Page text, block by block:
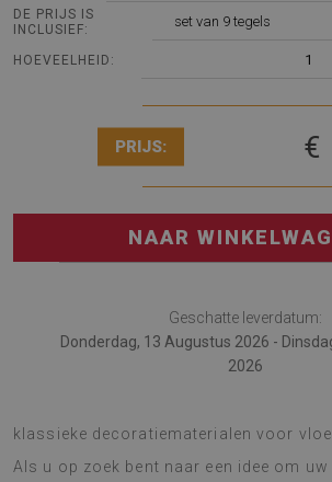
DE PRIJS IS
INCLUSIEF:
set van 9 tegels
HOEVEELHEID: 1
PRIJS: €
NAAR
Geschatte leverdatum:
Donderdag, 13 Augustus 2026 -
2026
klassieke decoratiematerialen voor
Als u op zoek bent naar een idee om